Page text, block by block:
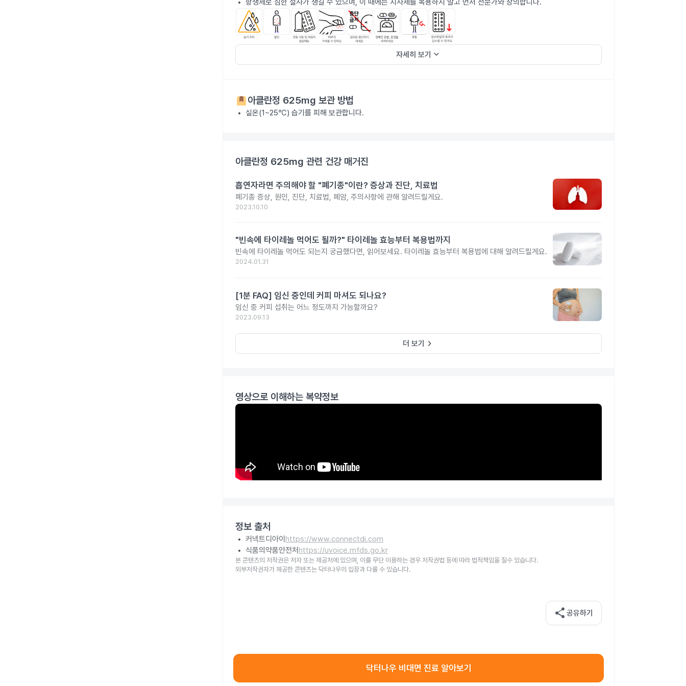
항생제로 심한 설사가 생길 수 있으며, 이 때에는 지사제를 복용하지 말고 먼저 전문가와 상의합니다.
자세히 보기 keyboard_arrow_down
아클란정 625mg 보관 방법
실온(1~25℃) 습기를 피해 보관합니다.
아클란정 625mg 관련 건강 매거진
흡연자라면 주의해야 할 "폐기종"이란? 증상과 진단, 치료법
폐기종 증상, 원인, 진단, 치료법, 폐암, 주의사항에 관해 알려드릴게요.
2023.10.10
"빈속에 타이레놀 먹어도 될까?" 타이레놀 효능부터 복용법까지
빈속에 타이레놀 먹어도 되는지 궁금했다면, 읽어보세요. 타이레놀 효능부터 복용법에 대해 알려드릴게요.
2024.01.31
[1분 FAQ] 임신 중인데 커피 마셔도 되나요?
임신 중 커피 섭취는 어느 정도까지 가능할까요?
2023.09.13
더 보기 keyboard_arrow_right
영상으로 이해하는 복약정보
정보 출처
커넥트디아이 https://www.connectdi.com
식품의약품안전처 https://uvoice.mfds.go.kr
본 콘텐츠의 저작권은 저자 또는 제공처에 있으며, 이를 무단 이용하는 경우 저작권법 등에 따라 법적책임을 질수 있습니다.
외부저작권자가 제공한 콘텐츠는 닥터나우의 입장과 다를 수 있습니다.
share 공유하기
닥터나우 비대면 진료 알아보기